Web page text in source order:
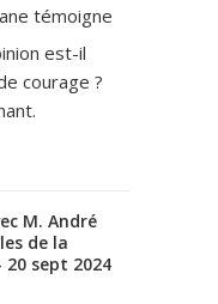
témoigne
est-il
courage ?
M. André
de la
20 sept 2024